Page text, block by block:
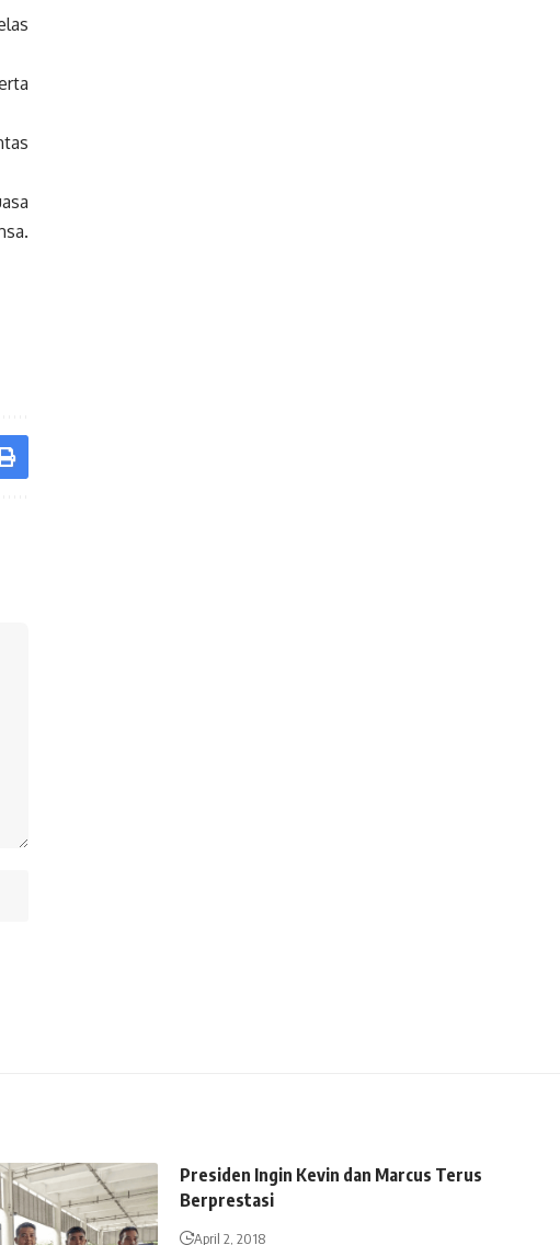
Presiden Ingin Kevin dan Marcus Terus
Berprestasi
April 2, 2018